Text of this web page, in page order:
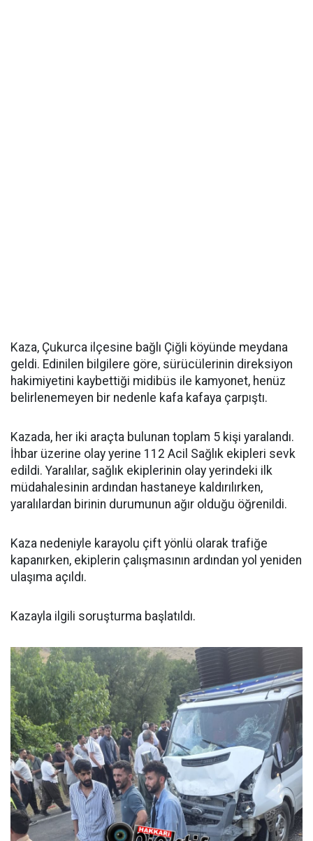
Kaza, Çukurca ilçesine bağlı Çiğli köyünde meydana
geldi. Edinilen bilgilere göre, sürücülerinin direksiyon
hakimiyetini kaybettiği midibüs ile kamyonet, henüz
belirlenemeyen bir nedenle kafa kafaya çarpıştı.
Kazada, her iki araçta bulunan toplam 5 kişi yaralandı.
İhbar üzerine olay yerine 112 Acil Sağlık ekipleri sevk
edildi. Yaralılar, sağlık ekiplerinin olay yerindeki ilk
müdahalesinin ardından hastaneye kaldırılırken,
yaralılardan birinin durumunun ağır olduğu öğrenildi.
Kaza nedeniyle karayolu çift yönlü olarak trafiğe
kapanırken, ekiplerin çalışmasının ardından yol yeniden
ulaşıma açıldı.
Kazayla ilgili soruşturma başlatıldı.